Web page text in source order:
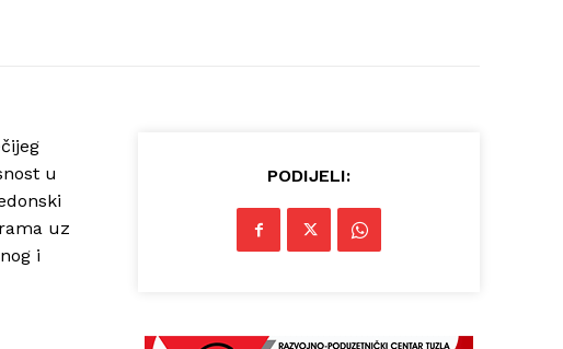
u
uz
i
PODIJELI: